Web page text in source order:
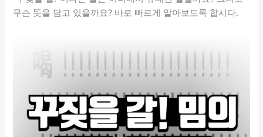
무슨 뜻을 담고 있을까요? 바로 빠르게 알아보도록 합시다.